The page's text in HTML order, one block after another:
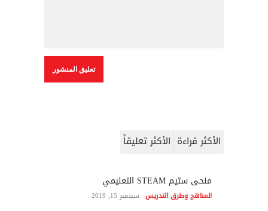
الأكثر قراءة الأكثر تعليقاً
منحى ستيم STEAM التعليمي
المناهج وطرق التدريس سبتمبر 15, 2019